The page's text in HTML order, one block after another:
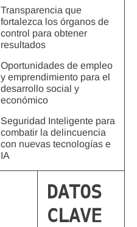
Transparencia que
fortalezca los órganos de
control para obtener
resultados
Oportunidades de empleo
y emprendimiento para el
desarrollo social y
económico
Seguridad Inteligente para
combatir la delincuencia
con nuevas tecnologías e
IA
DATOS
CLAVE